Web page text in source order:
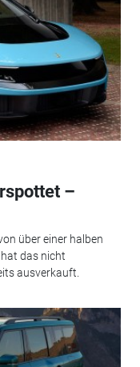
–
über einer halben
hat das nicht
ausverkauft.